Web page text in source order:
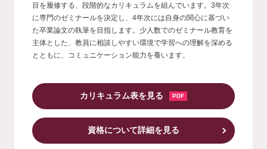
目を履修する、段階的なカリキュラムを組んでいます。3年次
に専門のゼミナールを決定し、4年次には自身の関心に基づい
た卒業論文の執筆を目指します。少人数でのゼミナール教育を
主体とした、教員に相談しやすい環境で学習への理解を深める
とともに、コミュニケーション能力を養います。
カリキュラム表を見る
資格について詳細を見る